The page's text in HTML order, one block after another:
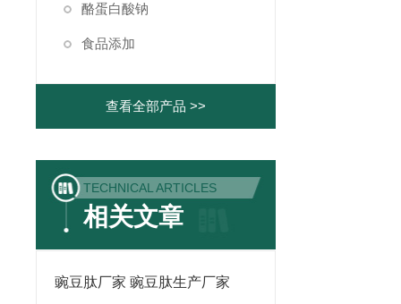
酪蛋白酸钠
食品添加
查看全部产品 >>
TECHNICAL ARTICLES
相关文章
豌豆肽厂家 豌豆肽生产厂家